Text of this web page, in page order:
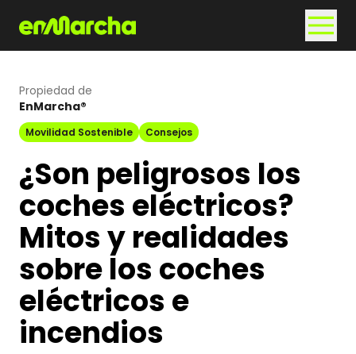
Propiedad de
EnMarcha®
Movilidad Sostenible Consejos
¿Son peligrosos los
coches eléctricos?
Mitos y realidades
sobre los coches
eléctricos e
incendios